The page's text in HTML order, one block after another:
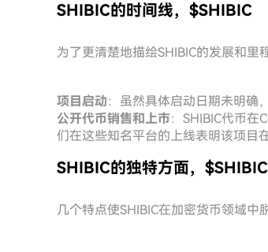
SHIBIC的时间线，$SHIBIC
为了更清楚地描绘SHIBIC的发展和里
项目启动：虽然具体启动日期未明确
公开代币销售和上市：SHIBIC代币在
们在这些知名平台的上线表明该项目
SHIBIC的独特方面，$SHIBIC
几个特点使SHIBIC在加密货币领域中